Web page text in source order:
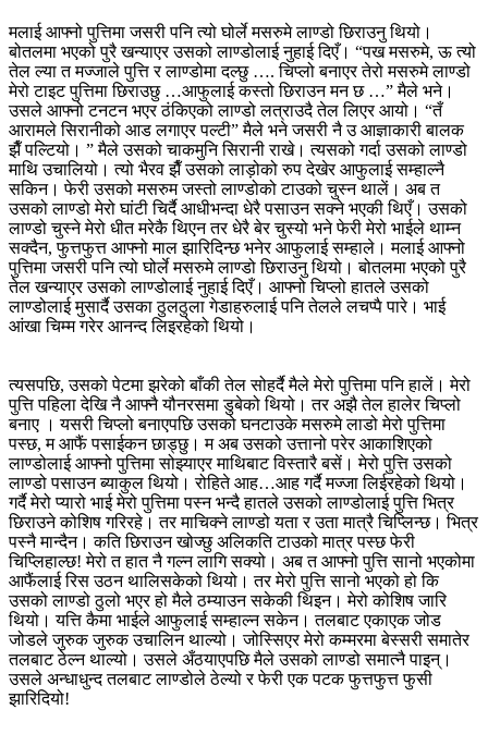
मलाई आफ्नो पुत्तिमा जसरी पनि त्यो घोर्ले मसरुमे लाण्डो छिराउनु थियो।
बोतलमा भएको पुरै खन्याएर उसको लाण्डोलाई नुहाई दिएँ। “पख मसरुमे, ऊ त्यो
तेल ल्या त मज्जाले पुत्ति र लाण्डोमा दल्छु …. चिप्लो बनाएर तेरो मसरुमे लाण्डो
मेरो टाइट पुत्तिमा छिराउछु …आफुलाई कस्तो छिराउन मन छ …” मैले भने।
उसले आफ्नो टनटन भएर ठंकिएको लाण्डो लत्राउदै तेल लिएर आयो। “तँ
आरामले सिरानीको आड लगाएर पल्टी” मैले भने जसरी नै उ आज्ञाकारी बालक
झैँ पल्टियो। ” मैले उसको चाकमुनि सिरानी राखे। त्यसको गर्दा उसको लाण्डो
माथि उचालियो। त्यो भैरव झैँ उसको लाड़ोको रुप देखेर आफुलाई सम्हाल्नै
सकिन। फेरी उसको मसरुम जस्तो लाण्डोको टाउको चुस्न थालें। अब त
उसको लाण्डो मेरो घांटी चिर्दै आधीभन्दा धेरै पसाउन सक्ने भएकी थिएँ। उसको
लाण्डो चुस्ने मेरो धीत मरेकै थिएन तर धेरै बेर चुस्यो भने फेरी मेरो भाईले थाम्न
सक्दैन, फुत्तफुत्त आफ्नो माल झारिदिन्छ भनेर आफुलाई सम्हाले। मलाई आफ्नो
पुत्तिमा जसरी पनि त्यो घोर्ले मसरुमे लाण्डो छिराउनु थियो। बोतलमा भएको पुरै
तेल खन्याएर उसको लाण्डोलाई नुहाई दिएँ। आफ्नो चिप्लो हातले उसको
लाण्डोलाई मुसार्दै उसका ठुलठुला गेडाहरुलाई पनि तेलले लचप्पै पारे। भाई
आंखा चिम्म गरेर आनन्द लिइरहेको थियो।
त्यसपछि, उसको पेटमा झरेको बाँकी तेल सोहर्दै मैले मेरो पुत्तिमा पनि हालें। मेरो
पुत्ति पहिला देखि नै आफ्नै यौनरसमा डुबेको थियो। तर अझै तेल हालेर चिप्लो
बनाए । यसरी चिप्लो बनाएपछि उसको घनटाउके मसरुमे लाडो मेरो पुत्तिमा
पस्छ, म आफैं पसाईकन छाड्छु। म अब उसको उत्तानो परेर आकाशिएको
लाण्डोलाई आफ्नो पुत्तिमा सोझ्याएर माथिबाट विस्तारै बसें। मेरो पुत्ति उसको
लाण्डो पसाउन ब्याकुल थियो। रोहिते आह…आह गर्दै मज्जा लिईरहेको थियो।
गर्दै मेरो प्यारो भाई मेरो पुत्तिमा पस्न भन्दै हातले उसको लाण्डोलाई पुत्ति भित्र
छिराउने कोशिष गरिरहे। तर माचिक्ने लाण्डो यता र उता मात्रै चिप्लिन्छ। भित्र
पस्नै मान्दैन। कति छिराउन खोज्छु अलिकति टाउको मात्र पस्छ फेरी
चिप्लिहाल्छ! मेरो त हात नै गल्न लागि सक्यो। अब त आफ्नो पुत्ति सानो भएकोमा
आफैंलाई रिस उठन थालिसकेको थियो। तर मेरो पुत्ति सानो भएको हो कि
उसको लाण्डो ठुलो भएर हो मैले ठम्याउन सकेकी थिइन। मेरो कोशिष जारि
थियो। यत्ति कैमा भाईले आफुलाई सम्हाल्न सकेन। तलबाट एकाएक जोड
जोडले जुरुक जुरुक उचालिन थाल्यो। जोस्सिएर मेरो कम्मरमा बेस्सरी समातेर
तलबाट ठेल्न थाल्यो। उसले अँठयाएपछि मैले उसको लाण्डो समात्नै पाइन्।
उसले अन्धाधुन्द तलबाट लाण्डोले ठेल्यो र फेरी एक पटक फुत्तफुत्त फुसी
झारिदियो!